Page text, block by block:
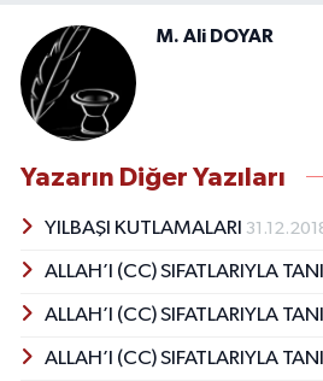
M. Ali DOYAR
Yazarın Diğer Yazıları
YILBAŞI KUTLAMALARI
ALLAH’I (CC) SIFATLARIYLA
ALLAH’I (CC) SIFATLARIYLA
ALLAH’I (CC) SIFATLARIYLA